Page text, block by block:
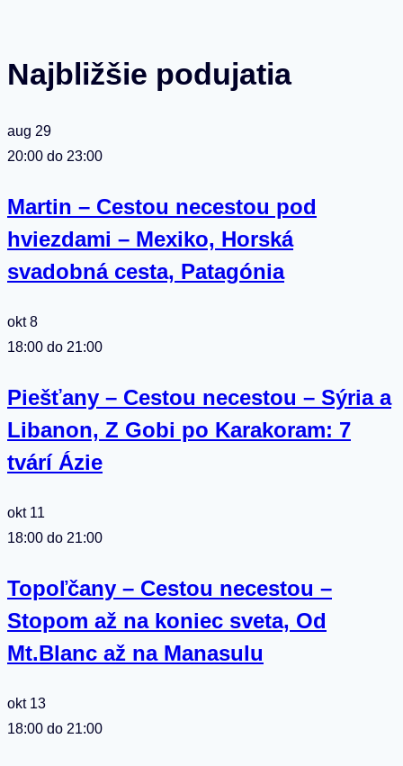
Najbližšie podujatia
aug 29
20:00 do 23:00
Martin – Cestou necestou pod
hviezdami – Mexiko, Horská
svadobná cesta, Patagónia
okt8
18:00 do 21:00
Piešťany – Cestou necestou – Sýria a
Libanon, Z Gobi po Karakoram: 7
tvárí Ázie
okt 11
18:00 do 21:00
Topoľčany – Cestou necestou –
Stopom až na koniec sveta, Od
Mt.Blanc až na Manasulu
okt 13
18:00 do 21:00